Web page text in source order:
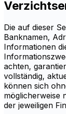
Die auf dieser
Banknamen,
Informationen
achten,
vollständig,
können sich
möglicherweise
der jeweiligen